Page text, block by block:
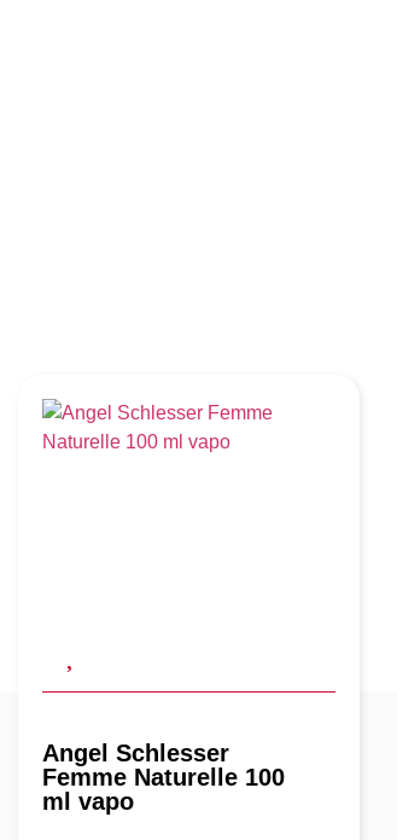
Angel Schlesser
Femme Naturelle 100
ml vapo